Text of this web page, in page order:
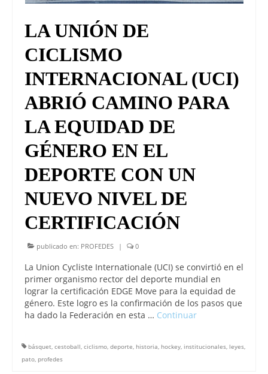
LA UNIÓN DE
CICLISMO
INTERNACIONAL (UCI)
ABRIÓ CAMINO PARA
LA EQUIDAD DE
GÉNERO EN EL
DEPORTE CON UN
NUEVO NIVEL DE
CERTIFICACIÓN
publicado en: PROFEDES | 0
La Union Cycliste Internationale (UCI) se convirtió en el
primer organismo rector del deporte mundial en
lograr la certificación EDGE Move para la equidad de
género. Este logro es la confirmación de los pasos que
ha dado la Federación en esta … Continuar
básquet, cestoball, ciclismo, deporte, historia, hockey, institucionales, leyes,
pato, profedes